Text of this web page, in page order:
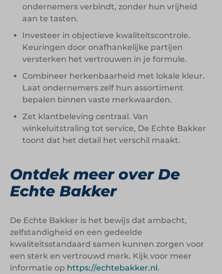
ondernemers verbindt, zonder hun vrijheid
aan te tasten.
Investeer in objectieve kwaliteitscontrole.
Keuringen door onafhankelijke partijen
versterken het vertrouwen in je formule.
Combineer herkenbaarheid met lokale kleur.
Laat ondernemers zelf hun assortiment
bepalen binnen vaste merkwaarden.
Zet klantbeleving centraal. Van
winkeluitstraling tot service, De Echte Bakker
toont dat het detail het verschil maakt.
Ontdek meer over De
Echte Bakker
De Echte Bakker is het bewijs dat ambacht,
zelfstandigheid en een gedeelde
kwaliteitsstandaard samen kunnen zorgen voor
een sterk en vertrouwd merk. Kijk voor meer
informatie op https://echtebakker.nl.